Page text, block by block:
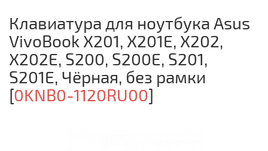
Клавиатура для ноутбука Asus
VivoBook X201, X201E, X202,
X202E, S200, S200E, S201,
S201E, Чёрная, без рамки
[0KNB0-1120RU00]